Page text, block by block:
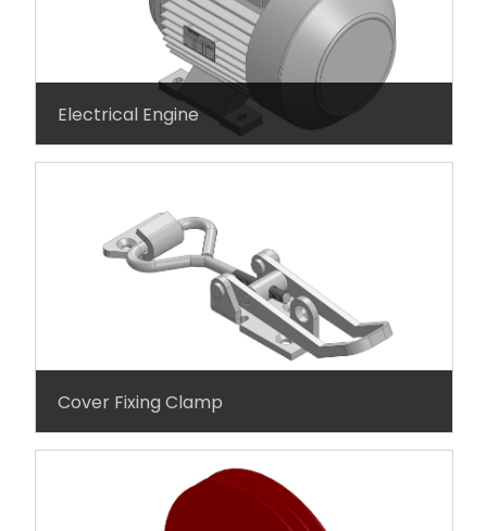
Electrical Engine
Cover Fixing Clamp